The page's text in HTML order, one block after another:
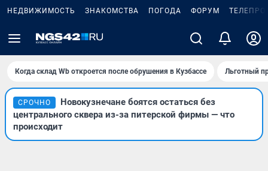
НЕДВИЖИМОСТЬ ЗНАКОМСТВА ПОГОДА ФОРУМ
Когда склад Wb откроется после обрушения в Кузбассе Льготный
СРОЧНО
Новокузнечане боятся остаться без
центрального сквера из-за питерской фирмы — что
происходит